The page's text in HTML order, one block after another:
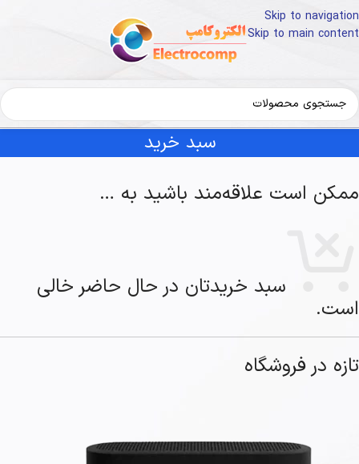
Skip to navigation
Skip to main content
سبد خرید
ممکن است علاقه‌مند باشید به …
سبد خریدتان در حال حاضر خالی
است.
تازه در فروشگاه